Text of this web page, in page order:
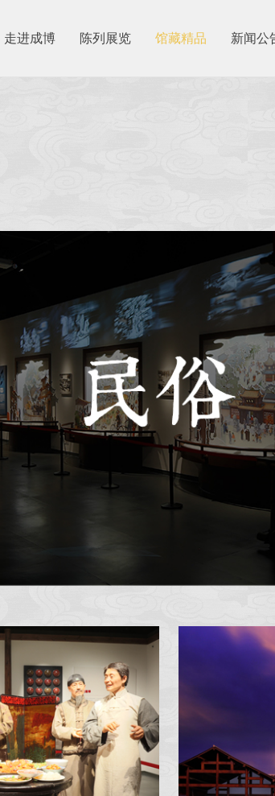
走进成博 陈列展览 馆藏精品 新闻公